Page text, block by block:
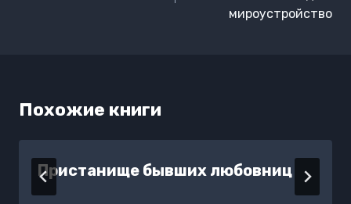
мироустройство
Похожие книги
Пристанище бывших любовниц